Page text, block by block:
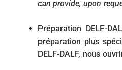
can provide, upon
Préparation DELF-
préparation plus
DELF-DALF, nous